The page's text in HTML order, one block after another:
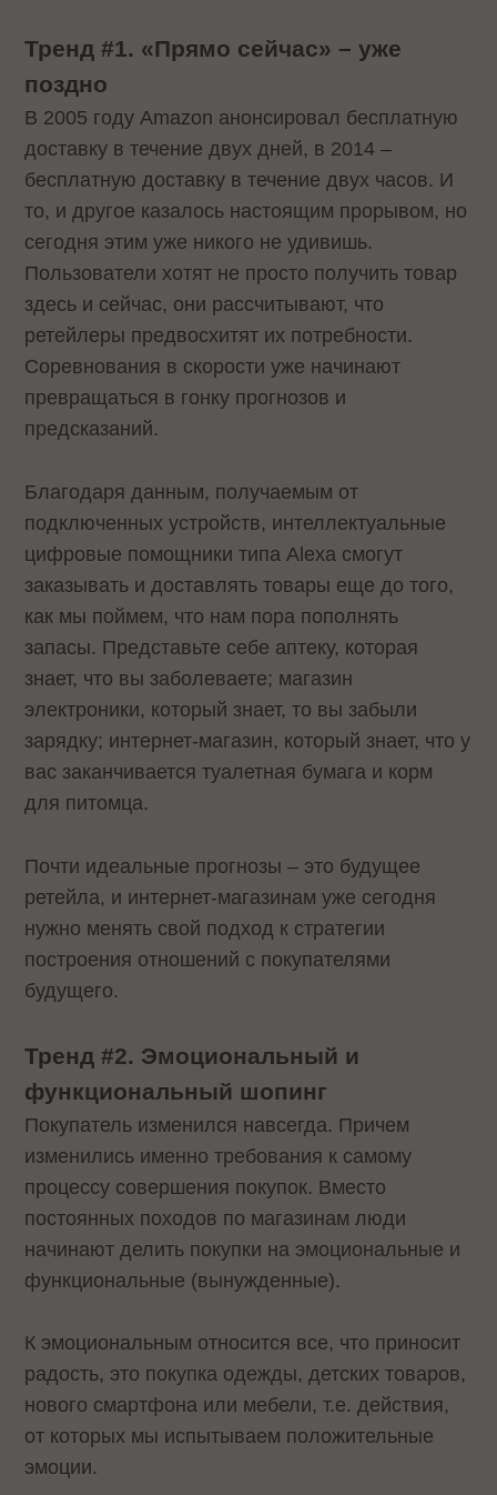
Тренд #1. «Прямо сейчас» – уже
поздно
В 2005 году Amazon анонсировал бесплатную
доставку в течение двух дней, в 2014 –
бесплатную доставку в течение двух часов. И
то, и другое казалось настоящим прорывом, но
сегодня этим уже никого не удивишь.
Пользователи хотят не просто получить товар
здесь и сейчас, они рассчитывают, что
ретейлеры предвосхитят их потребности.
Соревнования в скорости уже начинают
превращаться в гонку прогнозов и
предсказаний.
Благодаря данным, получаемым от
подключенных устройств, интеллектуальные
цифровые помощники типа Alexa смогут
заказывать и доставлять товары еще до того,
как мы поймем, что нам пора пополнять
запасы. Представьте себе аптеку, которая
знает, что вы заболеваете; магазин
электроники, который знает, то вы забыли
зарядку; интернет-магазин, который знает, что у
вас заканчивается туалетная бумага и корм
для питомца.
Почти идеальные прогнозы – это будущее
ретейла, и интернет-магазинам уже сегодня
нужно менять свой подход к стратегии
построения отношений с покупателями
будущего.
Тренд #2. Эмоциональный и
функциональный шопинг
Покупатель изменился навсегда. Причем
изменились именно требования к самому
процессу совершения покупок. Вместо
постоянных походов по магазинам люди
начинают делить покупки на эмоциональные и
функциональные (вынужденные).
К эмоциональным относится все, что приносит
радость, это покупка одежды, детских товаров,
нового смартфона или мебели, т.е. действия,
от которых мы испытываем положительные
эмоции.